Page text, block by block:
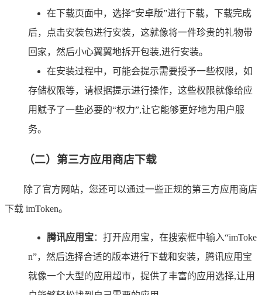
在下载页面中，选择“安卓版”进行下载，下载完成
后，点击安装包进行安装，这就像将一件珍贵的礼物带
回家，然后小心翼翼地拆开包装,进行安装。
在安装过程中，可能会提示需要授予一些权限，如
存储权限等，请根据提示进行操作，这些权限就像给应
用赋予了一些必要的“权力”,让它能够更好地为用户服
务。
（二）第三方应用商店下载
除了官方网站，您还可以通过一些正规的第三方应用商店
下载 imToken。
腾讯应用宝：打开应用宝，在搜索框中输入“imToke
n”，然后选择合适的版本进行下载和安装，腾讯应用宝
就像一个大型的应用超市，提供了丰富的应用选择,让用